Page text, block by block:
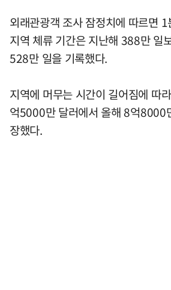
외래관광객 조사 잠정치에 따르면
지역 체류 기간은 지난해 388만 일
528만 일을 기록했다.
지역에 머무는 시간이 길어짐에 따
억5000만 달러에서 올해 8억8000
장했다.